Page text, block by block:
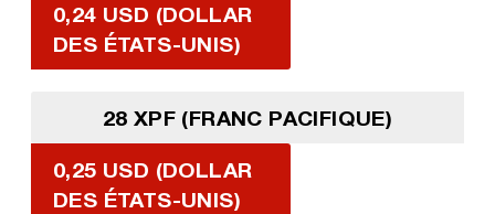
0,24 USD (DOLLAR
DES ÉTATS-UNIS)
28 XPF (FRANC PACIFIQUE)
0,25 USD (DOLLAR
DES ÉTATS-UNIS)